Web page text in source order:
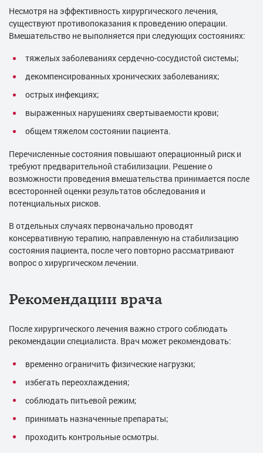
Несмотря на эффективность хирургического лечения,
существуют противопоказания к проведению операции.
Вмешательство не выполняется при следующих состояниях:
тяжелых заболеваниях сердечно-сосудистой системы;
декомпенсированных хронических заболеваниях;
острых инфекциях;
выраженных нарушениях свертываемости крови;
общем тяжелом состоянии пациента.
Перечисленные состояния повышают операционный риск и
требуют предварительной стабилизации. Решение о
возможности проведения вмешательства принимается после
всесторонней оценки результатов обследования и
потенциальных рисков.
В отдельных случаях первоначально проводят
консервативную терапию, направленную на стабилизацию
состояния пациента, после чего повторно рассматривают
вопрос о хирургическом лечении.
Рекомендации врача
После хирургического лечения важно строго соблюдать
рекомендации специалиста. Врач может рекомендовать:
временно ограничить физические нагрузки;
избегать переохлаждения;
соблюдать питьевой режим;
принимать назначенные препараты;
проходить контрольные осмотры.